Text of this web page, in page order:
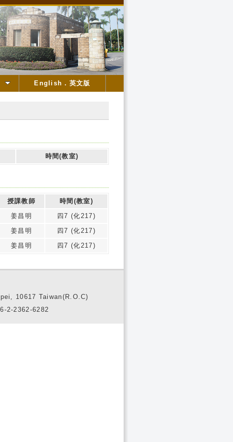
English．英文版
時間(教室)
授課教師
時間(教室)
姜昌明
四7 (化217)
姜昌明
四7 (化217)
姜昌明 四7 (化217)
10617 Taiwan(R.O.C)
2-2362-6282